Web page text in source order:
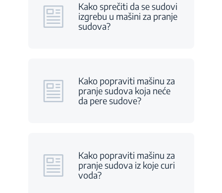
Kako sprečiti da se sudovi
izgrebu u mašini za pranje
sudova?
Kako popraviti mašinu za
pranje sudova koja neće
da pere sudove?
Kako popraviti mašinu za
pranje sudova iz koje curi
voda?